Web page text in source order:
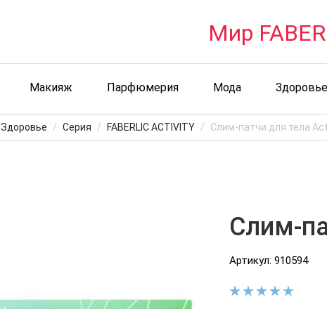
Мир
Макияж Парфюмерия Мода Здоровье
Здоровье Серия FABERLIC ACTIVITY Слим-патчи для тела
Слим-
Артикул: 910594